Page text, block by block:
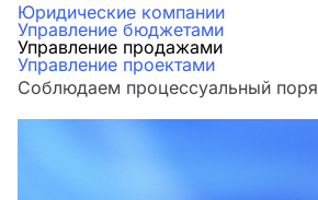
Юридические компании
Управление бюджетами
Управление продажами
Управление проектами
Соблюдаем процессуальный